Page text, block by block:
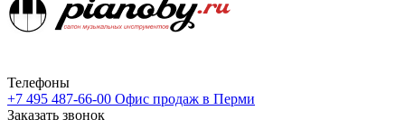
Телефоны
+7 495 487-66-00 Офис продаж в Перми
Заказать звонок